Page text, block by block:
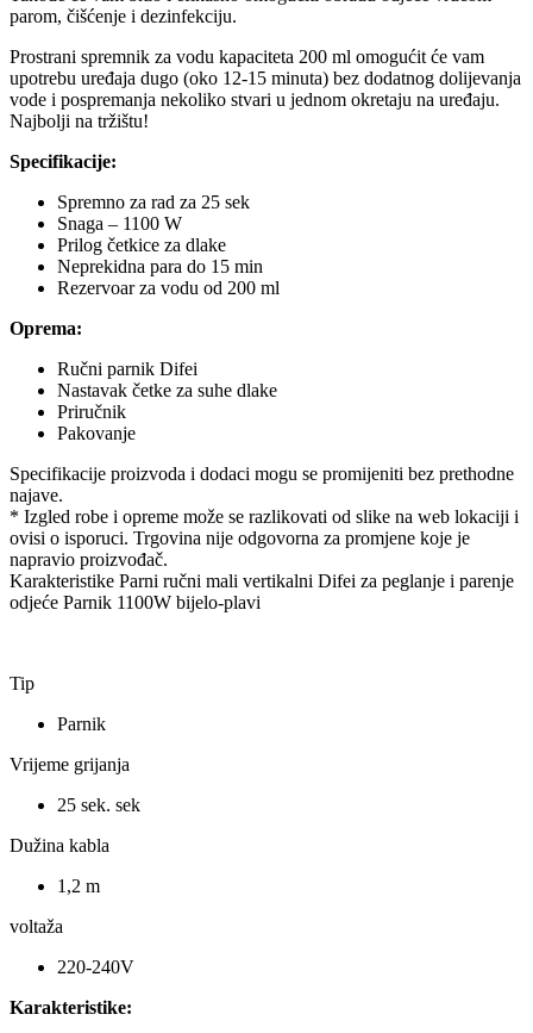
parom, čišćenje i dezinfekciju.
Prostrani spremnik za vodu kapaciteta 200 ml omogućit će vam
upotrebu uređaja dugo (oko 12-15 minuta) bez dodatnog dolijevanja
vode i pospremanja nekoliko stvari u jednom okretaju na uređaju.
Najbolji na tržištu!
Specifikacije:
Spremno za rad za 25 sek
Snaga – 1100 W
Prilog četkice za dlake
Neprekidna para do 15 min
Rezervoar za vodu od 200 ml
Oprema:
Ručni parnik Difei
Nastavak četke za suhe dlake
Priručnik
Pakovanje
Specifikacije proizvoda i dodaci mogu se promijeniti bez prethodne
najave.
* Izgled robe i opreme može se razlikovati od slike na web lokaciji i
ovisi o isporuci. Trgovina nije odgovorna za promjene koje je
napravio proizvođač.
Karakteristike Parni ručni mali vertikalni Difei za peglanje i parenje
odjeće Parnik 1100W bijelo-plavi
Tip
Parnik
Vrijeme grijanja
25 sek. sek
Dužina kabla
1,2 m
voltaža
220-240V
Karakteristike: